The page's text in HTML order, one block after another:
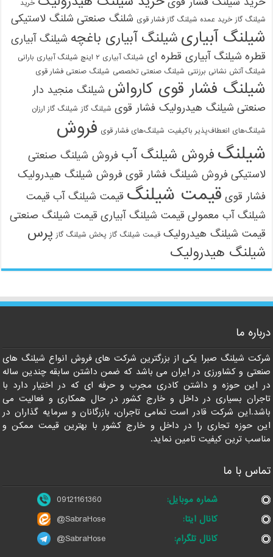
خرید
شیلنگ گاز خرید عمده شیلنگ گاز فشار قوی شلنگ صنعتی شلنگ لاستیکی
شیلنگ آبیاری شیلنگ آبیاری باغچه شیلنگ آبیاری
قطره شیلنگ آبیاری قطره ای شیلنگ آبیاری ۲ اینچ شیلنگ آبیاری بارانی
شیلنگ آتش نشانی برزنتی شیلنگ صنعتی تخصصی شیلنگ صنعتی فشار قوی
شیلنگ فشار قوی کارواش شیلنگ منجید دار
صنعتی شیلنگ هیدرولیک فشار قوی شیلنگ گاز شیلنگ گاز ارزان
شیلنگ‌های انعطاف‌پذیر باکیفیت شیلنگ‌های فشار قوی فروش
شیلنگ فروش شیلنگ آب فروش شیلنگ صنعتی
لاستیکی فروش شیلنگ فشار قوی فروش شیلنگ هیدرولیک
فشار قوی قیمت شیلنگ قیمت شیلنگ آب قیمت
شیلنگ آب معمولی قیمت شیلنگ آبیاری قیمت شیلنگ صنعتی
قیمت شیلنگ هیدرولیک قیمت شیلنگ گاز پخش شیلنگ گاز پرس
شیلنگ هیدرولیک
درباره ما
شرکت شیلنگ صبرا یکی از بزرگترین شرکت های فروش انواع شیلنگ های
صنعتی و کشاورزی در ایران می باشد که ضمن داشتن سابقه چندین ساله
در این حوزه و داشتن کادری مجرب و حرفه ای که در اختیار دارد با
تاجران بسیاری در داخل و خارج کشور در حال همکاری و فعالیت می
باشد.این شرکت قادر است تمامی تاجران، بازرگانان و سرمایه گذاران در
این حوزه تجاری را در داخل و خارج کشور با بهترین قیمت ممکن و
مناسب ترین کیفیت تامین نماید.
تماس با ما
شماره موبایل:
09121161360
کانال ایتا:
@SabraHose
کانال تلگرام:
@SabraHose